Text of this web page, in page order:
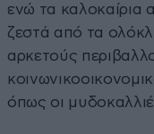
ενώ τα καλοκαίρια
ζεστά από τα
αρκετούς
όπως οι